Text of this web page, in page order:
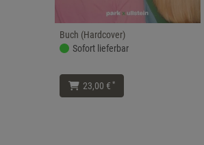
Buch (Hardcover)
Sofort lieferbar
23,00 € *